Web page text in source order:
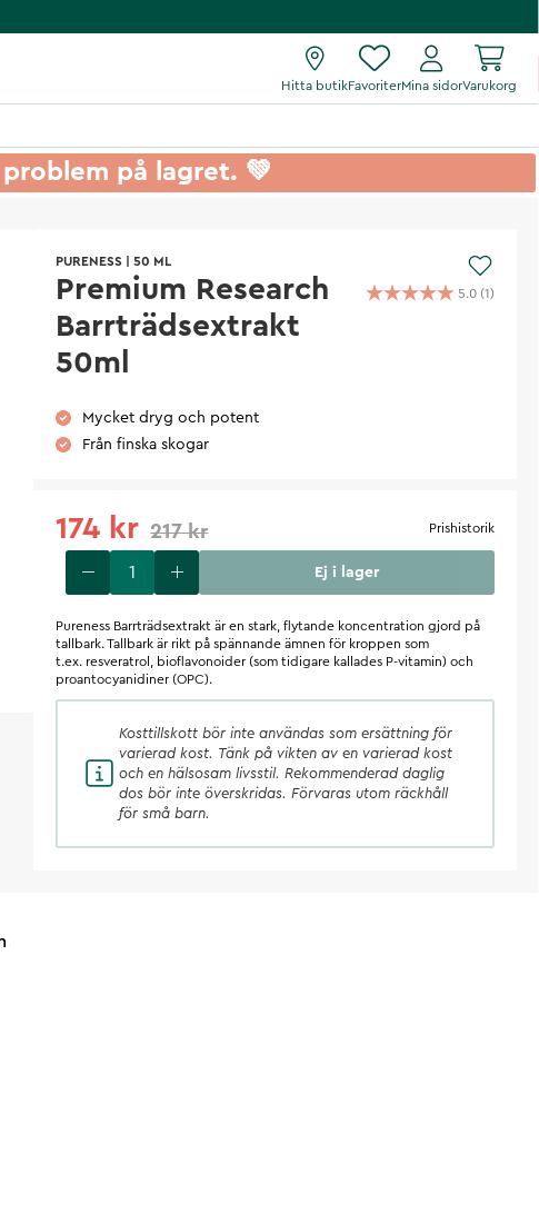
Hitta butikFavoriterMina sidorVarukorg
på lagret. 💚
PURENESS 50 ML
Premium Research
Barrträdsextrakt
50ml
5.0 (1)
Mycket dryg och potent
Från finska skogar
174 kr 217 kr Prishistorik
Ej i lager
Pureness Barrträdsextrakt är en stark, flytande koncentration gjord på
tallbark. Tallbark är rikt på spännande ämnen för kroppen som
t.ex. resveratrol, bioflavonoider (som tidigare kallades P-vitamin) och
proantocyanidiner (OPC).
Kosttillskott bör inte användas som ersättning för
varierad kost. Tänk på vikten av en varierad kost
och en hälsosam livsstil. Rekommenderad daglig
dos bör inte överskridas. Förvaras utom räckhåll
för små barn.